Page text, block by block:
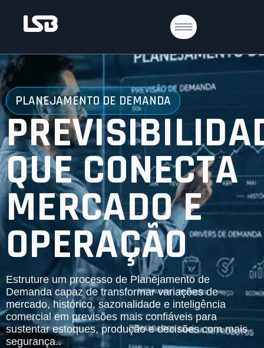
PLANEJAMENTO DE DEMANDA
QUE CONECTA
MERCADO E
OPERAÇÃO
Estruture um processo de Planejamento de
Demanda capaz de transformar variações de
mercado, histórico, sazonalidade e inteligência
comercial em previsões mais confiáveis para
sustentar estoques, produção e decisões com mais
segurança..